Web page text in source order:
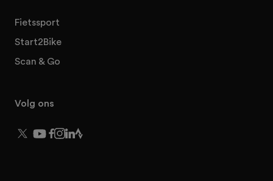
Fietssport
Start2Bike
Scan & Go
Volg ons